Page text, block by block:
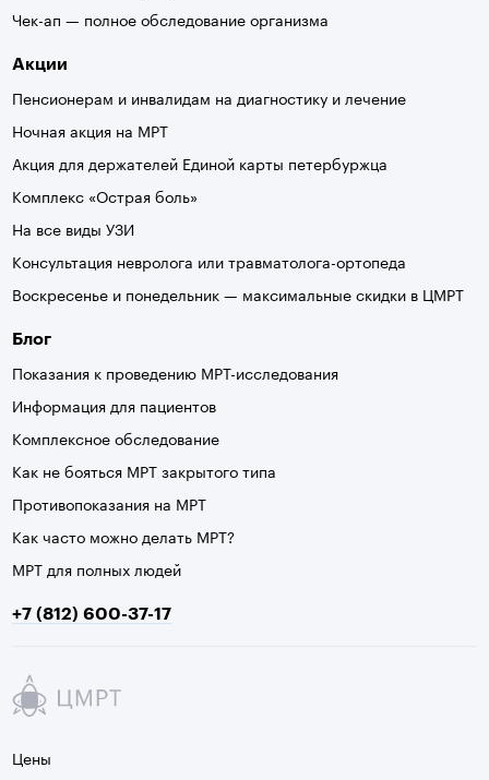
Чек-ап — полное обследование организма
Акции
Пенсионерам и инвалидам на диагностику и лечение
Ночная акция на МРТ
Акция для держателей Единой карты петербуржца
Комплекс «Острая боль»
На все виды УЗИ
Консультация невролога или травматолога-ортопеда
Воскресенье и понедельник — максимальные скидки в ЦМРТ
Блог
Показания к проведению МРТ-исследования
Информация для пациентов
Комплексное обследование
Как не бояться МРТ закрытого типа
Противопоказания на МРТ
Как часто можно делать МРТ?
МРТ для полных людей
+7 (812) 600-37-17
Цены